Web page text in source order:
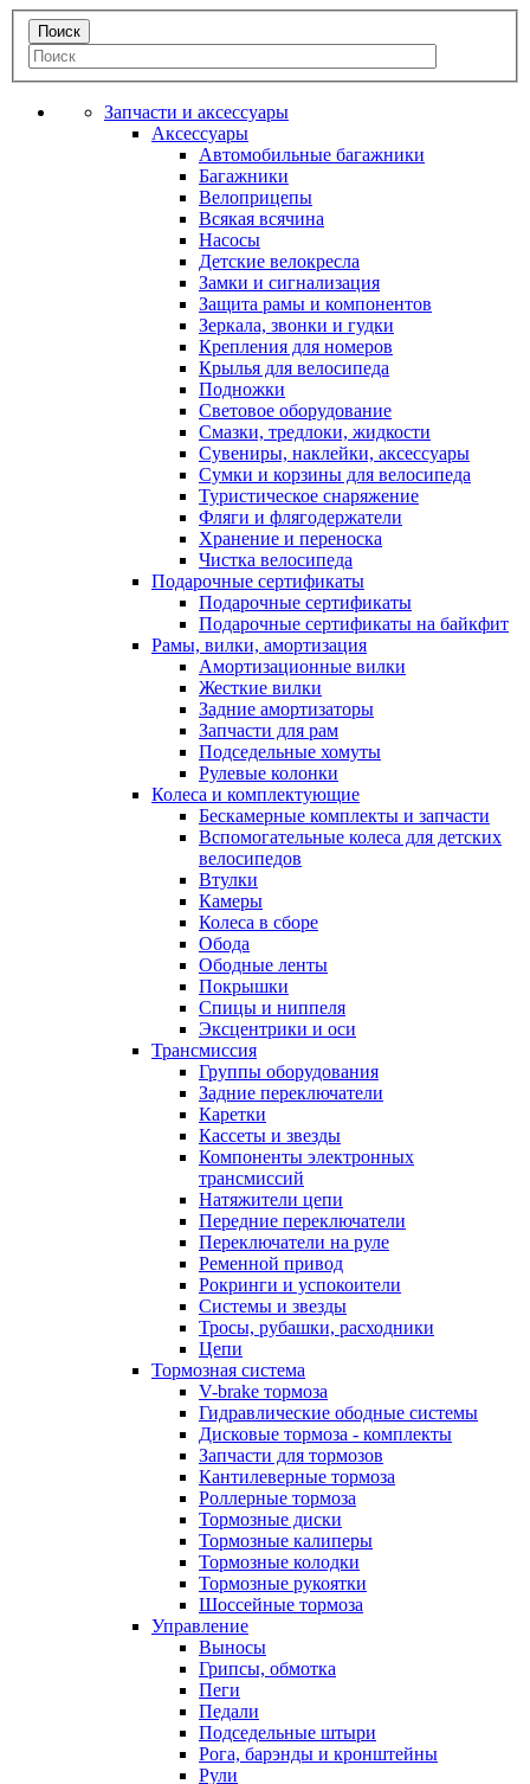
Запчасти и аксессуары
Аксессуары
Автомобильные багажники
Багажники
Велоприцепы
Всякая всячина
Насосы
Детские велокресла
Замки и сигнализация
Защита рамы и компонентов
Зеркала, звонки и гудки
Крепления для номеров
Крылья для велосипеда
Подножки
Световое оборудование
Смазки, тредлоки, жидкости
Сувениры, наклейки, аксессуары
Сумки и корзины для велосипеда
Туристическое снаряжение
Фляги и флягодержатели
Хранение и переноска
Чистка велосипеда
Подарочные сертификаты
Подарочные сертификаты
Подарочные сертификаты на байкфит
Рамы, вилки, амортизация
Амортизационные вилки
Жесткие вилки
Задние амортизаторы
Запчасти для рам
Подседельные хомуты
Рулевые колонки
Колеса и комплектующие
Бескамерные комплекты и запчасти
Вспомогательные колеса для детских
велосипедов
Втулки
Камеры
Колеса в сборе
Обода
Ободные ленты
Покрышки
Спицы и ниппеля
Эксцентрики и оси
Трансмиссия
Группы оборудования
Задние переключатели
Каретки
Кассеты и звезды
Компоненты электронных
трансмиссий
Натяжители цепи
Передние переключатели
Переключатели на руле
Ременной привод
Рокринги и успокоители
Системы и звезды
Тросы, рубашки, расходники
Цепи
Тормозная система
V-brake тормоза
Гидравлические ободные системы
Дисковые тормоза - комплекты
Запчасти для тормозов
Кантилеверные тормоза
Роллерные тормоза
Тормозные диски
Тормозные калиперы
Тормозные колодки
Тормозные рукоятки
Шоссейные тормоза
Управление
Выносы
Грипсы, обмотка
Пеги
Педали
Подседельные штыри
Рога, барэнды и кронштейны
Рули